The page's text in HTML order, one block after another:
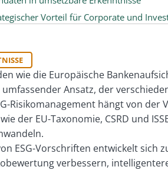
Vorteil für Corporate und
wie die Europäische
Ansatz, der
Risikomanagement hängt von
der EU-Taxonomie, CSRD und
ESG-Vorschriften entwickelt sich
verbessern,